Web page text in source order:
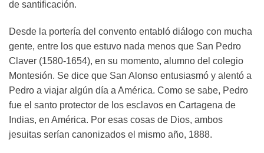
de santificación.
Desde la portería del convento entabló diálogo con mucha
gente, entre los que estuvo nada menos que San Pedro
Claver (1580-1654), en su momento, alumno del colegio
Montesión. Se dice que San Alonso entusiasmó y alentó a
Pedro a viajar algún día a América. Como se sabe, Pedro
fue el santo protector de los esclavos en Cartagena de
Indias, en América. Por esas cosas de Dios, ambos
jesuitas serían canonizados el mismo año, 1888.